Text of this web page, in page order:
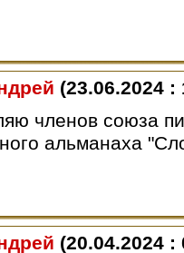
(23.06.2024 :
членов союза
альманаха
(20.04.2024 :